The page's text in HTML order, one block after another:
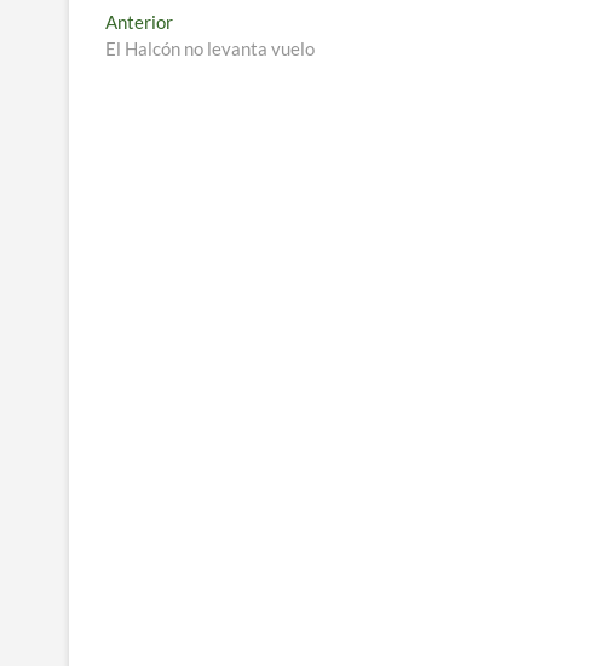
Navegación
de
AnteriorEntrada
anterior:
El Halcón no levanta vuelo